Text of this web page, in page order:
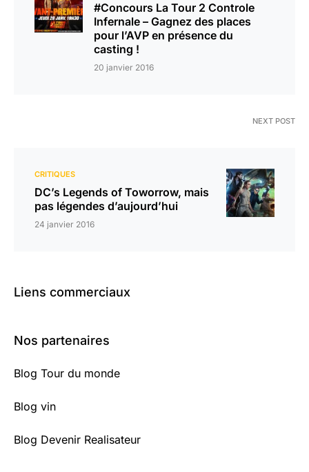
#Concours La Tour 2 Controle
Infernale – Gagnez des places
pour l’AVP en présence du
casting !
20 janvier 2016
NEXT POST
CRITIQUES
DC’s Legends of Toworrow, mais
pas légendes d’aujourd’hui
24 janvier 2016
Liens commerciaux
Nos partenaires
Blog Tour du monde
Blog vin
Blog Devenir Realisateur